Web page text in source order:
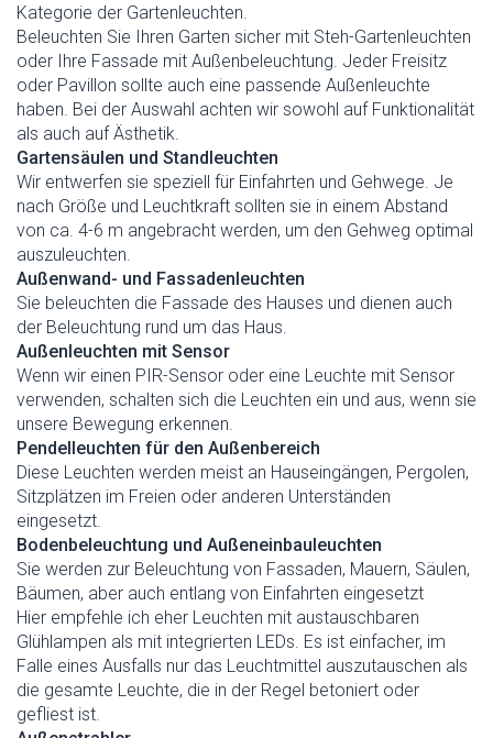
Kategorie der Gartenleuchten.
Beleuchten Sie Ihren Garten sicher mit Steh-Gartenleuchten
oder Ihre Fassade mit Außenbeleuchtung. Jeder Freisitz
oder Pavillon sollte auch eine passende Außenleuchte
haben. Bei der Auswahl achten wir sowohl auf Funktionalität
als auch auf Ästhetik.
Gartensäulen und Standleuchten
Wir entwerfen sie speziell für Einfahrten und Gehwege. Je
nach Größe und Leuchtkraft sollten sie in einem Abstand
von ca. 4-6 m angebracht werden, um den Gehweg optimal
auszuleuchten.
Außenwand- und Fassadenleuchten
Sie beleuchten die Fassade des Hauses und dienen auch
der Beleuchtung rund um das Haus.
Außenleuchten mit Sensor
Wenn wir einen PIR-Sensor oder eine Leuchte mit Sensor
verwenden, schalten sich die Leuchten ein und aus, wenn sie
unsere Bewegung erkennen.
Pendelleuchten für den Außenbereich
Diese Leuchten werden meist an Hauseingängen, Pergolen,
Sitzplätzen im Freien oder anderen Unterständen
eingesetzt.
Bodenbeleuchtung und Außeneinbauleuchten
Sie werden zur Beleuchtung von Fassaden, Mauern, Säulen,
Bäumen, aber auch entlang von Einfahrten eingesetzt
Hier empfehle ich eher Leuchten mit austauschbaren
Glühlampen als mit integrierten LEDs. Es ist einfacher, im
Falle eines Ausfalls nur das Leuchtmittel auszutauschen als
die gesamte Leuchte, die in der Regel betoniert oder
gefliest ist.